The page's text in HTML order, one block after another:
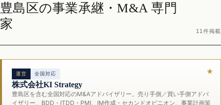
豊島区の事業承継・M&A 専門
家
11件掲載
運営 全国対応
株式会社KI Strategy
豊島区を含む全国対応のM&Aアドバイザリー。売り手側／買い手側アドバ
イザリー、BDD・ITDD・PMI、IM作成・セカンドオピニオン、事業計画策